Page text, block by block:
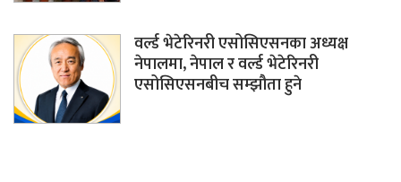
वर्ल्ड भेटेरिनरी एसोसिएसनका अध्यक्ष
नेपालमा, नेपाल र वर्ल्ड भेटेरिनरी
एसोसिएसनबीच सम्झौता हुने